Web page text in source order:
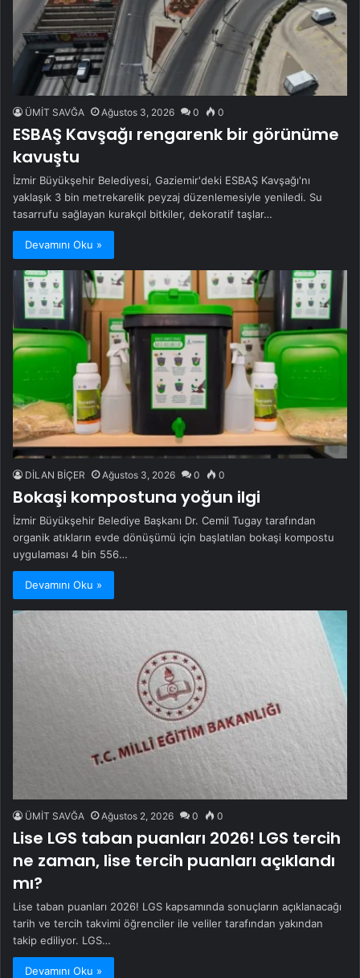
ÜMİT SAVĞA Ağustos 3, 2026 0 0
ESBAŞ Kavşağı rengarenk bir görünüme
kavuştu
İzmir Büyükşehir Belediyesi, Gaziemir'deki ESBAŞ Kavşağı'nı
yaklaşık 3 bin metrekarelik peyzaj düzenlemesiyle yeniledi. Su
tasarrufu sağlayan kurakçıl bitkiler, dekoratif taşlar…
Devamını Oku »
DİLAN BİÇER Ağustos 3, 2026 0 0
Bokaşi kompostuna yoğun ilgi
İzmir Büyükşehir Belediye Başkanı Dr. Cemil Tugay tarafından
organik atıkların evde dönüşümü için başlatılan bokaşi kompostu
uygulaması 4 bin 556…
Devamını Oku »
ÜMİT SAVĞA Ağustos 2, 2026 0 0
Lise LGS taban puanları 2026! LGS tercih
ne zaman, lise tercih puanları açıklandı
mı?
Lise taban puanları 2026! LGS kapsamında sonuçların açıklanacağı
tarih ve tercih takvimi öğrenciler ile veliler tarafından yakından
takip ediliyor. LGS…
Devamını Oku »